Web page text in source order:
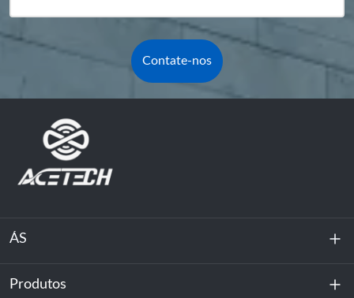
Contate-nos
ÁS
Sobre nós
Produtos